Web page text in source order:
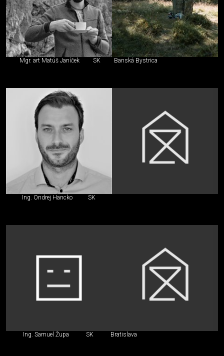
Mgr. art Matúš Janíček SK Banská Bystrica
Ing. Ondrej Hancko SK
Ing. Samuel Župa SK Bratislava